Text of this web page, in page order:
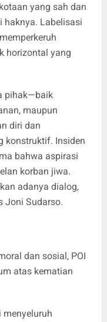
yang sah dan
haknya. Labelisasi
horizontal yang
pihak—baik
maupun
diri dan
konstruktif. Insiden
bahwa aspirasi
korban jiwa.
adanya dialog,
Joni Sudarso.
dan sosial, POI
atas kematian
menyeluruh